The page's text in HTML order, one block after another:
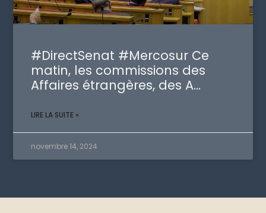
#DirectSenat #Mercosur Ce
matin, les commissions des
Affaires étrangères, des A…
LIRE LA SUITE »
novembre 14, 2024